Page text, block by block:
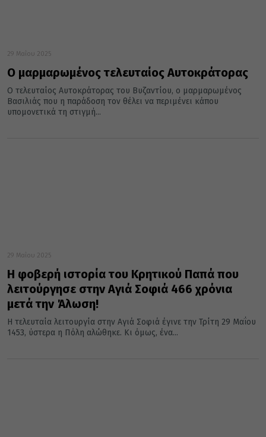
29 Μαΐου 2025
Ο μαρμαρωμένος τελευταίος Αυτοκράτορας
Ο τελευταίος Αυτοκράτορας του Βυζαντίου, ο μαρμαρωμένος
Βασιλιάς που η παράδοση τον θέλει να περιμένει κάπου
υπομονετικά τη στιγμή...
29 Μαΐου 2025
Η φοβερή ιστορία του Κρητικού Παπά που
λειτούργησε στην Αγιά Σοφιά 466 χρόνια
μετά την Άλωση!
Η τελευταία λειτουργία στην Αγιά Σοφιά έγινε την Τρίτη 29 Μαΐου
1453, ύστερα η Πόλη αλώθηκε. Κι όμως, ένα...